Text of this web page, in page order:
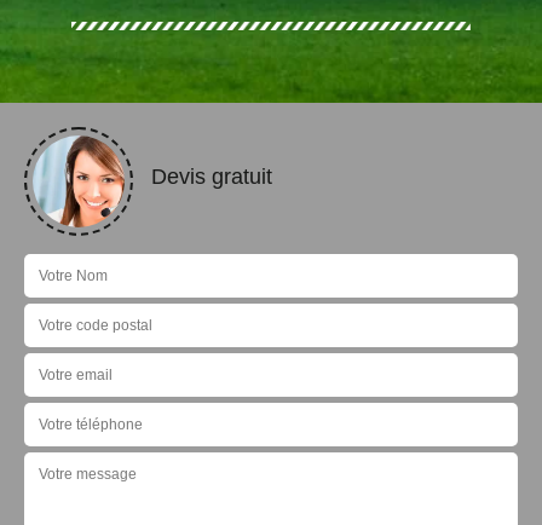
Devis gratuit